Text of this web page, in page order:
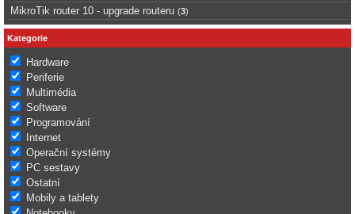
MikroTik router 10 - upgrade routeru (3)
Kategorie
Hardware
Periferie
Multimédia
Software
Programování
Internet
Operační systémy
PC sestavy
Ostatní
Mobily a tablety